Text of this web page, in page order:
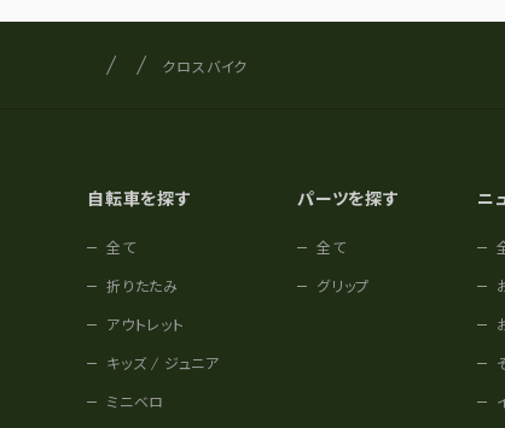
サイト内の現在地
サイクルショップナカゴヤ
クロスバイク
自転車を探す
全て
折りたたみ
アウトレット
キッズ / ジュニア
ミニベロ
パーツを探す
全て
グリップ
ニ